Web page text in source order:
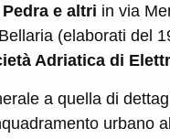
e altri in via
(elaborati del
Adriatica di
a quella di
urbano